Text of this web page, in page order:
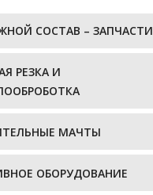
СОСТАВ – ЗАПЧАСТИ
РЕЗКА И
МАЧТЫ
ОБОРУДОВАНИЕ